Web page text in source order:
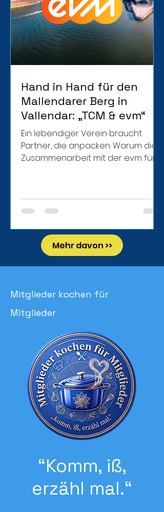
Hand in Hand für den
Mallendarer Berg in
Vallendar: „TCM & evm“
Ein lebendiger Verein braucht
Partner, die anpacken. Warum die
Zusammenarbeit mit der evm für
Mehr davon >>
Mitglieder kochen für
Mitglieder
“Komm, iß,
erzähl mal.“